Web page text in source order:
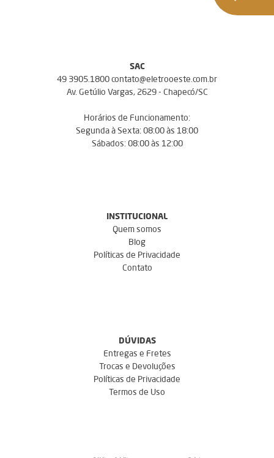
SAC
49 3905.1800 contato@eletrooeste.com.br
Av. Getúlio Vargas, 2629 - Chapecó/SC
Horários de Funcionamento:
Segunda à Sexta: 08:00 às 18:00
Sábados: 08:00 às 12:00
INSTITUCIONAL
Quem somos
Blog
Políticas de Privacidade
Contato
DÚVIDAS
Entregas e Fretes
Trocas e Devoluções
Políticas de Privacidade
Termos de Uso